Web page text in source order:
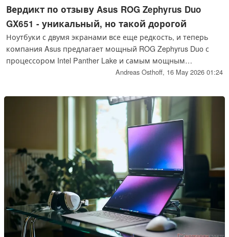
Вердикт по отзыву Asus ROG Zephyrus Duo
GX651 - уникальный, но такой дорогой
Ноутбуки с двумя экранами все еще редкость, и теперь
компания Asus предлагает мощный ROG Zephyrus Duo с
процессором Intel Panther Lake и самым мощным
мобильным GPU Nvidia - GeForce RTX 5090 с 24 ГБ VRAM.
Andreas Osthoff, 16 May 2026 01:24